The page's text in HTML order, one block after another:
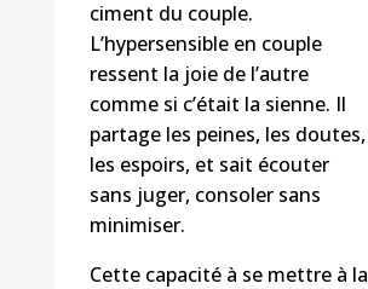
ciment du couple.
L’hypersensible en couple
ressent la joie de l’autre
comme si c’était la sienne. Il
partage les peines, les doutes,
les espoirs, et sait écouter
sans juger, consoler sans
minimiser.
Cette capacité à se mettre à la